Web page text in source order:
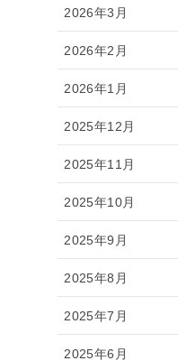
2026年3月
2026年2月
2026年1月
2025年12月
2025年11月
2025年10月
2025年9月
2025年8月
2025年7月
2025年6月